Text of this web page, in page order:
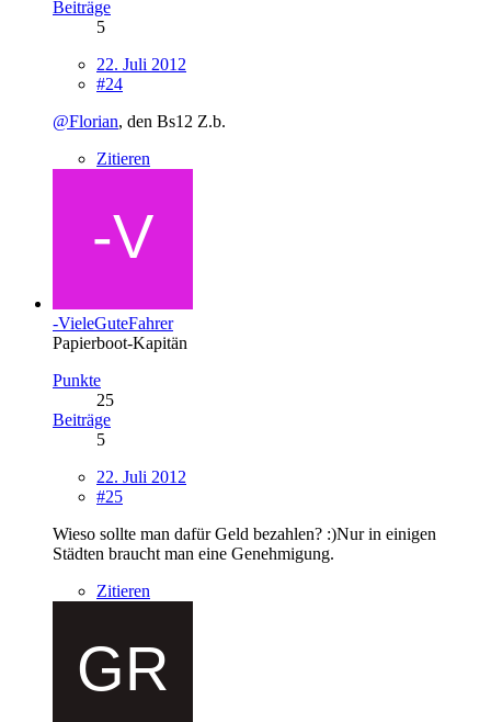
Beiträge
5
22. Juli 2012
#24
@Florian, den Bs12 Z.b.
Zitieren
-VieleGuteFahrer
Papierboot-Kapitän
Punkte
25
Beiträge
5
22. Juli 2012
#25
Wieso sollte man dafür Geld bezahlen? :)Nur in einigen
Städten braucht man eine Genehmigung.
Zitieren